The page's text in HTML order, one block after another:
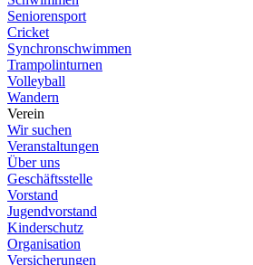
Seniorensport
Cricket
Synchronschwimmen
Trampolinturnen
Volleyball
Wandern
Verein
Wir suchen
Veranstaltungen
Über uns
Geschäftsstelle
Vorstand
Jugendvorstand
Kinderschutz
Organisation
Versicherungen